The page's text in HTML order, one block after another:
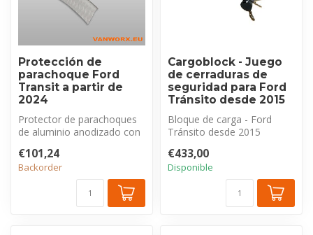
Protección de
parachoque Ford
Transit a partir de
2024
Protector de parachoques
de aluminio anodizado con
pa...
€101,24
Backorder
Cargoblock - Juego
de cerraduras de
seguridad para Ford
Tránsito desde 2015
Bloque de carga - Ford
Tránsito desde 2015
seguridad par...
€433,00
Disponible